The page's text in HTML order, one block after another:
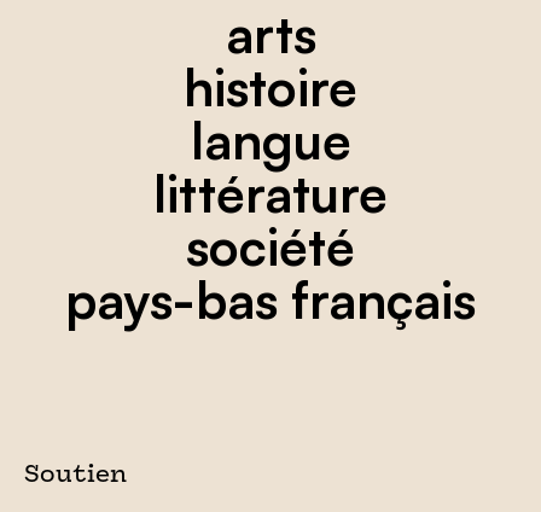
arts
histoire
langue
littérature
société
pays-bas français
Soutien